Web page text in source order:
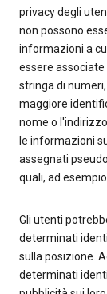
privacy degli
non possono
informazioni a
essere
stringa di
maggiore
nome o
le informazioni
assegnati
quali, ad
Gli utenti
determinati
sulla posizione.
determinati